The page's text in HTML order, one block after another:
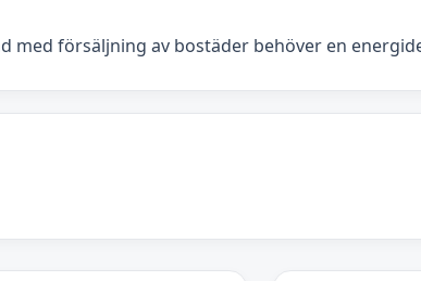
med försäljning av bostäder behöver en